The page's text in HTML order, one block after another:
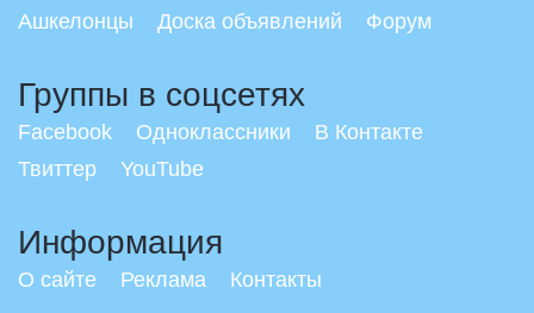
Ашкелонцы
Доска объявлений Форум
Группы в соцсетях
Facebook Одноклассники
В Контакте
Твиттер
YouTube
Информация
О сайте Реклама Контакты